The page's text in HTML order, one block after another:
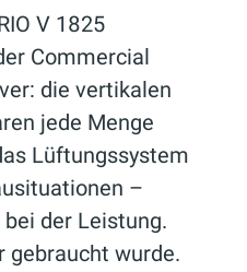
V 1825
Commercial
die vertikalen
jede Menge
Lüftungssystem
–
der Leistung.
gebraucht wurde.